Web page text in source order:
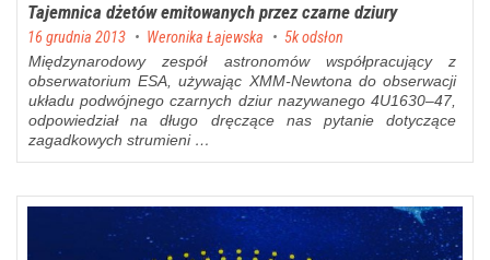
Tajemnica dżetów emitowanych przez czarne dziury
Posted on
16 grudnia 2013 by Weronika Łajewska 5k odsłon
Międzynarodowy zespół astronomów współpracujący z
obserwatorium ESA, używając XMM-Newtona do obserwacji
układu podwójnego czarnych dziur nazywanego 4U1630–47,
odpowiedział na długo dręczące nas pytanie dotyczące
zagadkowych strumieni …